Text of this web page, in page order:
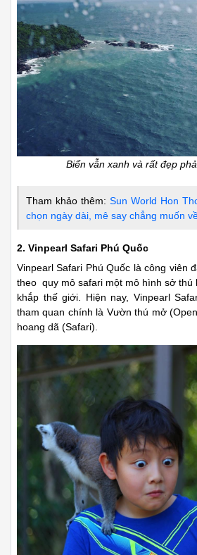
Biển vẫn xanh và rất đẹp
Tham khảo thêm: Sun World Hon
chọn ngày dài, mê say chẳng muốn
2. Vinpearl Safari Phú Quốc
Vinpearl Safari Phú Quốc là công viên
theo quy mô safari một mô hình sở thú
khắp thế giới. Hiện nay, Vinpearl
tham quan chính là Vườn thú mở
hoang dã (Safari).